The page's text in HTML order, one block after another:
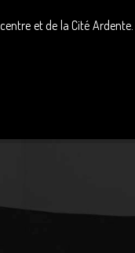
et de la Cité